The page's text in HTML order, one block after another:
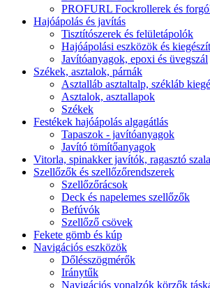
PROFURL Fockrollerek és
Hajóápolás és javítás
Tisztítószerek és felületápolók
Hajóápolási eszközök és
Javítóanyagok, epoxi és üvegszál
Székek, asztalok, párnák
Asztalláb asztaltalp, székláb
Asztalok, asztallapok
Székek
Festékek hajóápolás algagátlás
Tapaszok - javítóanyagok
Javító tömítőanyagok
Vitorla, spinakker javítók, ragasztó
Szellőzők és szellőzőrendszerek
Szellőzőrácsok
Deck és napelemes szellőzők
Befúvók
Szellőző csövek
Fekete gömb és kúp
Navigációs eszközök
Dőlésszögmérők
Iránytűk
Navigációs vonalzók körzők